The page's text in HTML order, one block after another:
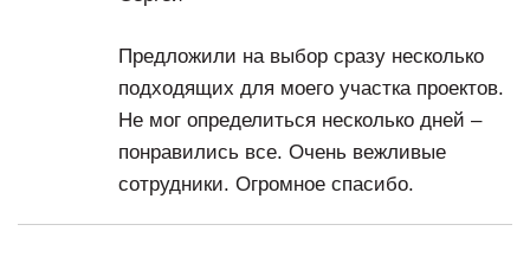
Предложили на выбор сразу несколько
подходящих для моего участка проектов.
Не мог определиться несколько дней –
понравились все. Очень вежливые
сотрудники. Огромное спасибо.